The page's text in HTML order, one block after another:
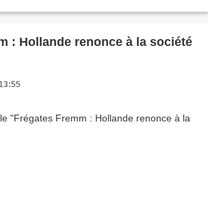
: Hollande renonce à la société